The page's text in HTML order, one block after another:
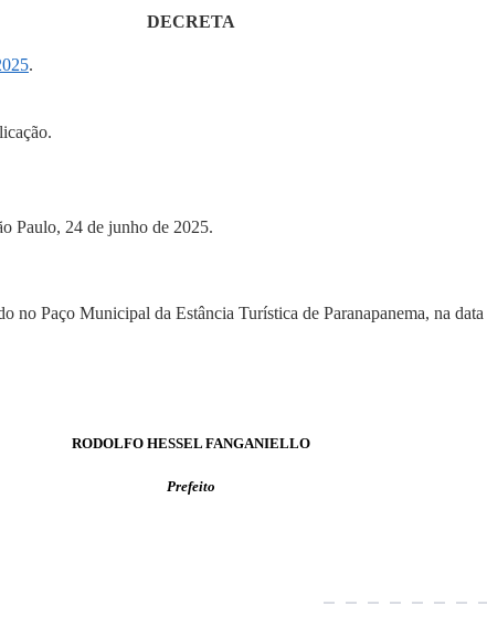
DECRETA
.
Paulo, 24 de junho de 2025.
no Paço Municipal da Estância Turística de Paranapanema, na data
RODOLFO HESSEL FANGANIELLO
Prefeito